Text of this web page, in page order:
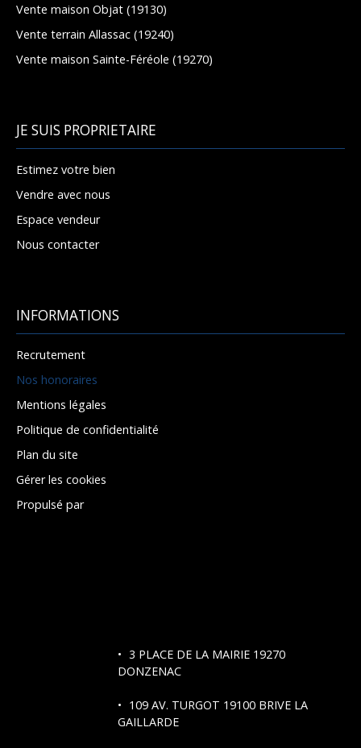
Vente maison Objat (19130)
Vente terrain Allassac (19240)
Vente maison Sainte-Féréole (19270)
JE SUIS PROPRIETAIRE
Estimez votre bien
Vendre avec nous
Espace vendeur
Nous contacter
INFORMATIONS
Recrutement
Nos honoraires
Mentions légales
Politique de confidentialité
Plan du site
Gérer les cookies
Propulsé par
3 PLACE DE LA MAIRIE 19270
DONZENAC
109 AV. TURGOT 19100 BRIVE LA
GAILLARDE